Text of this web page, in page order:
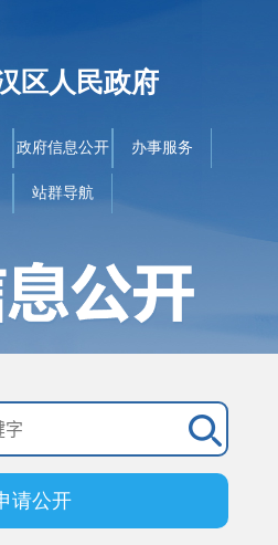
区人民政府
请公开
政府信息公开 办事服务
站群导航